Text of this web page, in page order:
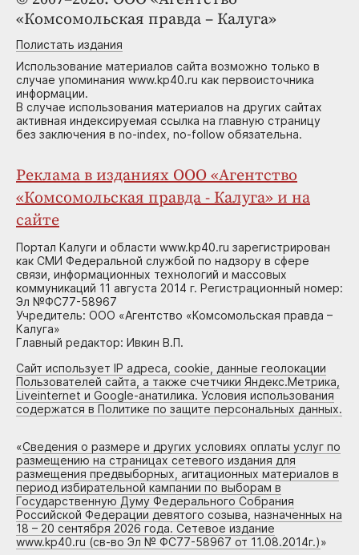
«Комсомольская правда – Калуга»
Полистать издания
Использование материалов сайта возможно только в
случае упоминания www.kp40.ru как первоисточника
информации.
В случае использования материалов на других сайтах
активная индексируемая ссылка на главную страницу
без заключения в no-index, no-follow обязательна.
Реклама в изданиях ООО «Агентство
«Комсомольская правда - Калуга» и на
сайте
Портал Калуги и области www.kp40.ru зарегистрирован
как СМИ Федеральной службой по надзору в сфере
связи, информационных технологий и массовых
коммуникаций 11 августа 2014 г. Регистрационный номер:
Эл №ФС77-58967
Учредитель: ООО «Агентство «Комсомольская правда –
Калуга»
Главный редактор: Ивкин В.П.
Сайт использует IP адреса, cookie, данные геолокации
Пользователей сайта, а также счетчики Яндекс.Метрика,
Liveinternet и Google-анатилика. Условия использования
содержатся в Политике по защите персональных данных.
«Сведения о размере и других условиях оплаты услуг по
размещению на страницах сетевого издания для
размещения предвыборных, агитационных материалов в
период избирательной кампании по выборам в
Государственную Думу Федерального Собрания
Российской Федерации девятого созыва, назначенных на
18 – 20 сентября 2026 года. Сетевое издание
www.kp40.ru (св-во Эл № ФС77-58967 от 11.08.2014г.)»